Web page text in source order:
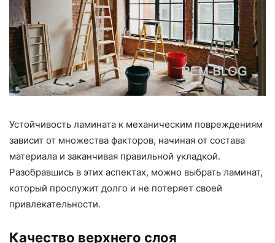
Устойчивость ламината к механическим повреждениям
зависит от множества факторов, начиная от состава
материала и заканчивая правильной укладкой.
Разобравшись в этих аспектах, можно выбрать ламинат,
который прослужит долго и не потеряет своей
привлекательности.
Качество верхнего слоя